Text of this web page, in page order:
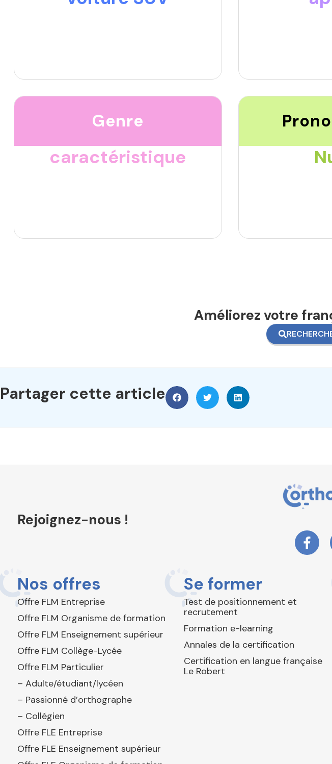
Genre
caractéristique
Améliorez votre
Partager cette article
Rejoignez-nous !
Nos offres
Offre FLM Entreprise
Offre FLM Organisme de formation
Offre FLM Enseignement supérieur
Offre FLM Collège-Lycée
Offre FLM Particulier
– Adulte/étudiant/lycéen
– Passionné d’orthographe
– Collégien
Offre FLE Entreprise
Offre FLE Enseignement supérieur
Se former
Test de positionnement et
recrutement
Formation e-learning
Annales de la certification
Certification en langue française
Le Robert